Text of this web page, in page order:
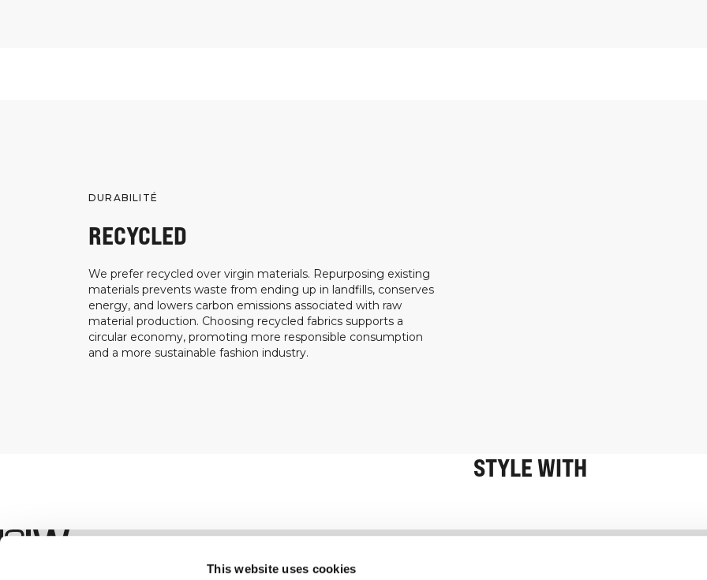
This website uses cookies
DURABILITÉ
RECYCLED
We prefer recycled over virgin materials. Repurposing existing
materials prevents waste from ending up in landfills, conserves
energy, and lowers carbon emissions associated with raw
material production. Choosing recycled fabrics supports a
circular economy, promoting more responsible consumption
and a more sustainable fashion industry.
STYLE WITH